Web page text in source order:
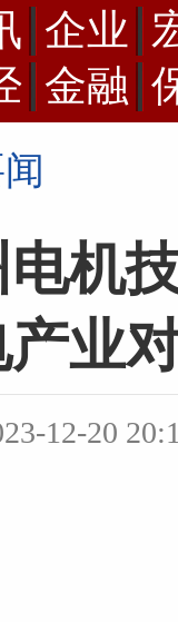
企业
金融
电机
业
12-20